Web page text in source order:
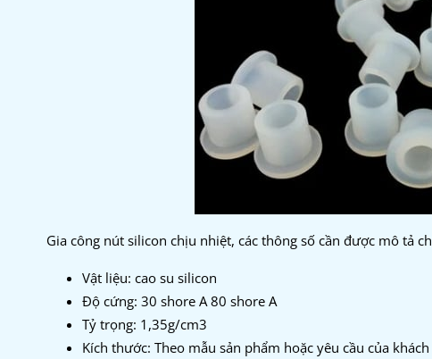
Gia công nút silicon chịu nhiệt, các thông số cần được mô tả
Vật liệu: cao su silicon
Độ cứng: 30 shore A 80 shore A
Tỷ trọng: 1,35g/cm3
Kích thước: Theo mẫu sản phẩm hoặc yêu cầu của